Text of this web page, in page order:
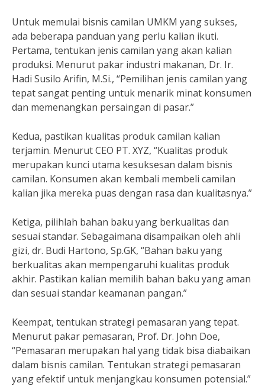
Untuk memulai bisnis camilan UMKM yang sukses,
ada beberapa panduan yang perlu kalian ikuti.
Pertama, tentukan jenis camilan yang akan kalian
produksi. Menurut pakar industri makanan, Dr. Ir.
Hadi Susilo Arifin, M.Si., “Pemilihan jenis camilan yang
tepat sangat penting untuk menarik minat konsumen
dan memenangkan persaingan di pasar.”
Kedua, pastikan kualitas produk camilan kalian
terjamin. Menurut CEO PT. XYZ, “Kualitas produk
merupakan kunci utama kesuksesan dalam bisnis
camilan. Konsumen akan kembali membeli camilan
kalian jika mereka puas dengan rasa dan kualitasnya.”
Ketiga, pilihlah bahan baku yang berkualitas dan
sesuai standar. Sebagaimana disampaikan oleh ahli
gizi, dr. Budi Hartono, Sp.GK, “Bahan baku yang
berkualitas akan mempengaruhi kualitas produk
akhir. Pastikan kalian memilih bahan baku yang aman
dan sesuai standar keamanan pangan.”
Keempat, tentukan strategi pemasaran yang tepat.
Menurut pakar pemasaran, Prof. Dr. John Doe,
“Pemasaran merupakan hal yang tidak bisa diabaikan
dalam bisnis camilan. Tentukan strategi pemasaran
yang efektif untuk menjangkau konsumen potensial.”